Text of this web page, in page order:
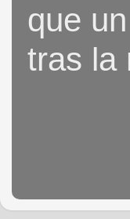
que
tras la